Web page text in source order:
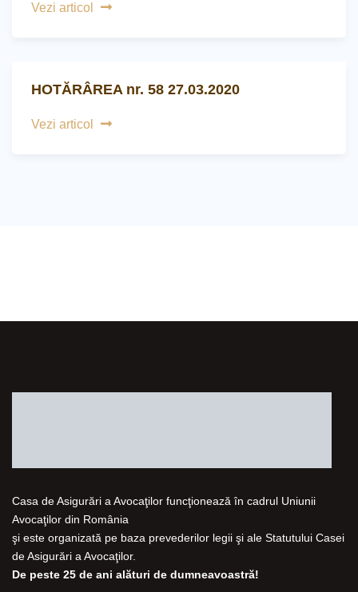
Vezi articol
HOTĂRÂREA nr. 58 27.03.2020
Vezi articol
Casa de Asigurări a Avocaţilor funcţionează în cadrul Uniunii
Avocaţilor din România
şi este organizată pe baza prevederilor legii şi ale Statutului Casei
de Asigurări a Avocaţilor.
De peste 25 de ani alături de dumneavoastră!